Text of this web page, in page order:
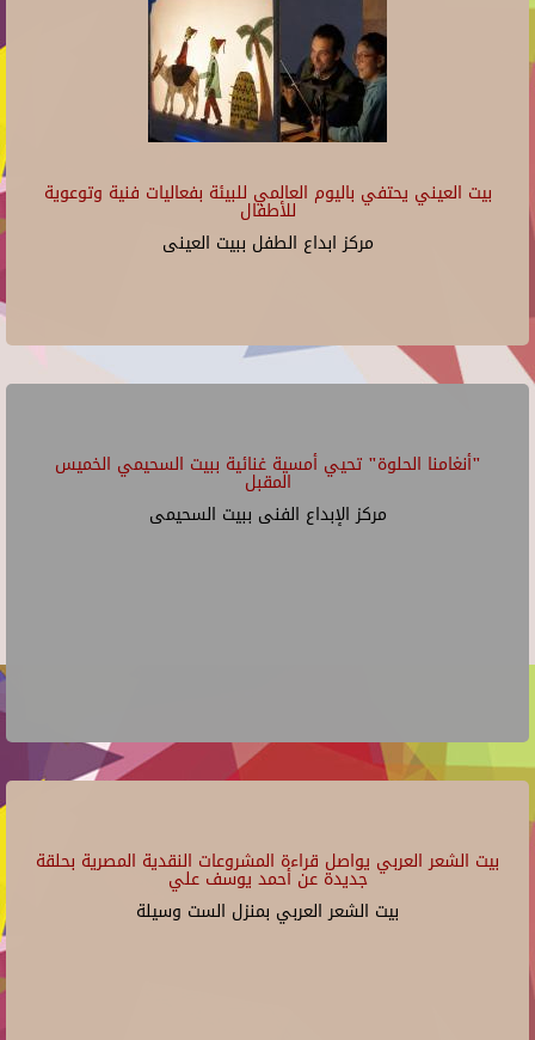
بيت العيني يحتفي باليوم العالمي للبيئة بفعاليات فنية وتوعوية
للأطفال
مركز ابداع الطفل ببيت العينى
"أنغامنا الحلوة" تحيي أمسية غنائية ببيت السحيمي الخميس
المقبل
مركز الإبداع الفنى ببيت السحيمى
بيت الشعر العربي يواصل قراءة المشروعات النقدية المصرية بحلقة
جديدة عن أحمد يوسف علي
بيت الشعر العربي بمنزل الست وسيلة